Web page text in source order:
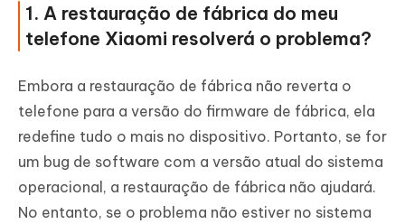
1. A restauração de fábrica do meu
telefone Xiaomi resolverá o problema?
Embora a restauração de fábrica não reverta o
telefone para a versão do firmware de fábrica, ela
redefine tudo o mais no dispositivo. Portanto, se for
um bug de software com a versão atual do sistema
operacional, a restauração de fábrica não ajudará.
No entanto, se o problema não estiver no sistema